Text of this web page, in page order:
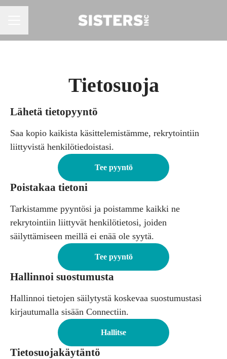
Tietosuoja
Lähetä tietopyyntö
Saa kopio kaikista käsittelemistämme, rekrytointiin
liittyvistä henkilötiedoistasi.
Tee pyyntö
Poistakaa tietoni
Tarkistamme pyyntösi ja poistamme kaikki ne
rekrytointiin liittyvät henkilötietosi, joiden
säilyttämiseen meillä ei enää ole syytä.
Tee pyyntö
Hallinnoi suostumusta
Hallinnoi tietojen säilytystä koskevaa suostumustasi
kirjautumalla sisään Connectiin.
Hallitse
Tietosuojakäytäntö